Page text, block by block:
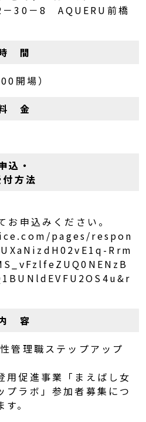
－30－8 AQUERU前橋
間
開場）
金
込・
付方法
申込みください。
pages/respon
Rrm
容
管理職ステップアップ
用促進事業「まえばし女
プラボ」参加者募集につ
。